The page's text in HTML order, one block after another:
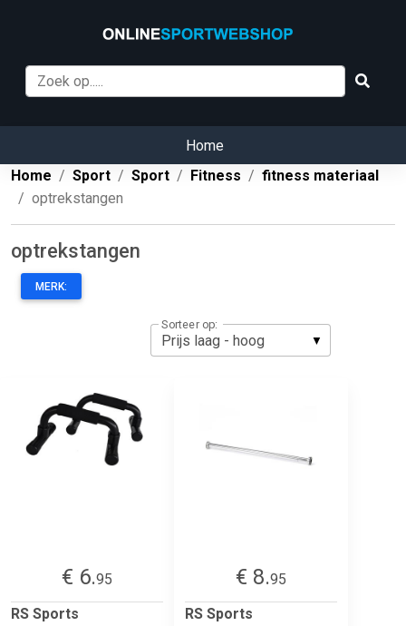
Home
Home
Sport Sport Fitness
fitness materiaal
optrekstangen
optrekstangen
MERK:
Sorteer op:
€ 6.95
RS Sports
€ 8.95
RS Sports